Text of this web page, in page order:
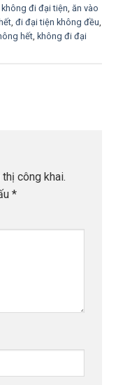
đi đại tiện ăn vào
đi đại tiện không đều
hết không đi đại
công khai.
*